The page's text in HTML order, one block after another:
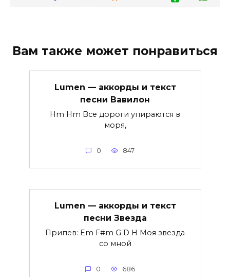
Вам также может понравиться
Lumen — аккорды и текст
песни Вавилон
Hm Hm Все дороги упираются в
моря,
0 847
Lumen — аккорды и текст
песни Звезда
Припев: Em F#m G D H Моя звезда
со мной
0 686